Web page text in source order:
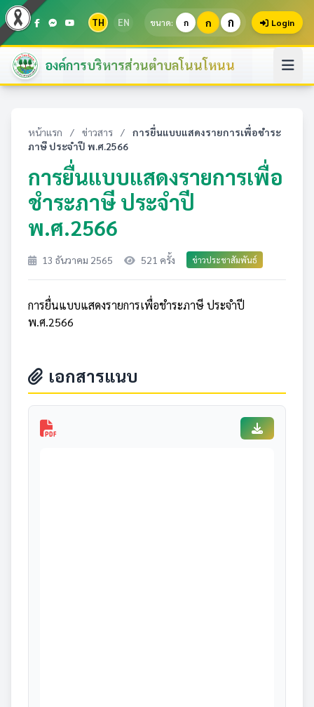
TH EN ขนาด: ก ก ก Login
องค์การบริหารส่วนตำบลโนนโหนน
หน้าแรก / ข่าวสาร /
การยื่นแบบแสดงรายการเพื่อชำระ
ภาษี ประจำปี พ.ศ.2566
การยื่นแบบแสดงรายการเพื่อ
ชำระภาษี ประจำปี
พ.ศ.2566
13 ธันวาคม 2565 521 ครั้ง ข่าวประชาสัมพันธ์
การยื่นแบบแสดงรายการเพื่อชำระภาษี ประจำปี
พ.ศ.2566
เอกสารแนบ